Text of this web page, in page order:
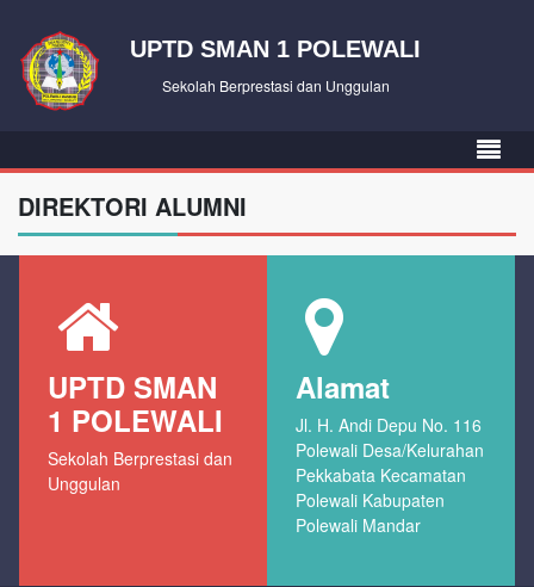
UPTD SMAN 1 POLEWALI
Sekolah Berprestasi dan Unggulan
DIREKTORI ALUMNI
UPTD SMAN
1 POLEWALI
Sekolah Berprestasi dan
Unggulan
Alamat
Jl. H. Andi Depu No. 116
Polewali Desa/Kelurahan
Pekkabata Kecamatan
Polewali Kabupaten
Polewali Mandar